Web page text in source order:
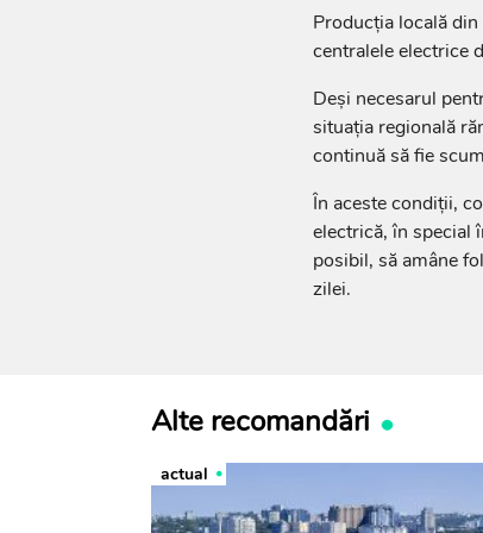
Producția locală
centralele electrice
Deși necesarul
situația regională
continuă să fie
În aceste condiții,
electrică, în special
posibil, să amâne
zilei.
Alte recomandări
actual